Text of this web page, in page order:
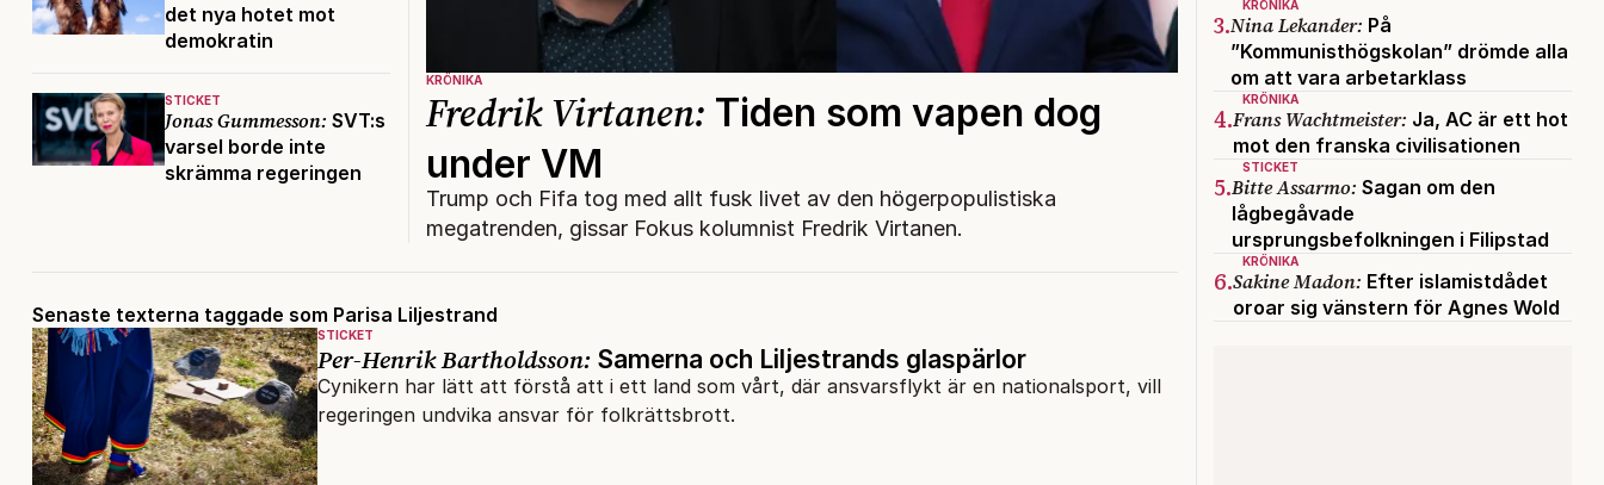
det nya hotet mot
demokratin
STICKET
Jonas Gummesson: SVT:s
varsel borde inte
skrämma regeringen
KRÖNIKA
Fredrik Virtanen: Tiden som vapen dog
under VM
Trump och Fifa tog med allt fusk livet av den högerpopulistiska
megatrenden, gissar Fokus kolumnist Fredrik Virtanen.
Senaste texterna taggade som Parisa Liljestrand
STICKET
Per-Henrik Bartholdsson: Samerna och Liljestrands glaspärlor
Cynikern har lätt att förstå att i ett land som vårt, där ansvarsflykt är en nationalsport, vill
regeringen undvika ansvar för folkrättsbrott.
KRÖNIKA
3.Nina Lekander: På
”Kommunisthögskolan” drömde alla
om att vara arbetarklass
KRÖNIKA
4.Frans Wachtmeister: Ja, AC är ett hot
mot den franska civilisationen
STICKET
5.Bitte Assarmo: Sagan om den
lågbegåvade
ursprungsbefolkningen i Filipstad
KRÖNIKA
6.Sakine Madon: Efter islamistdådet
oroar sig vänstern för Agnes Wold